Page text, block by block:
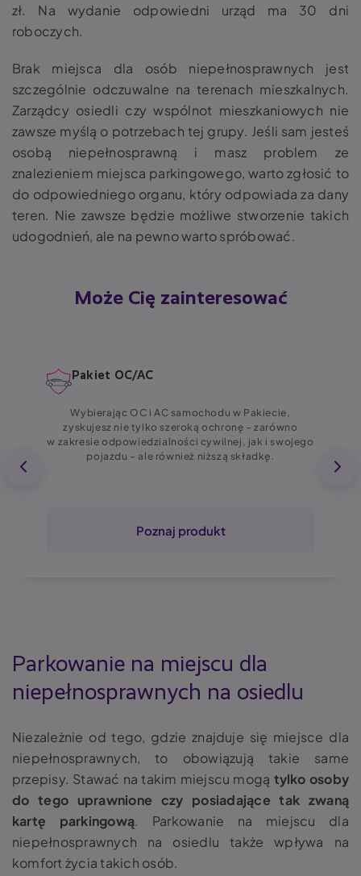
zł. Na wydanie odpowiedni urząd ma 30 dni
roboczych.
Brak miejsca dla osób niepełnosprawnych jest
szczególnie odczuwalne na terenach mieszkalnych.
Zarządcy osiedli czy wspólnot mieszkaniowych nie
zawsze myślą o potrzebach tej grupy. Jeśli sam jesteś
osobą niepełnosprawną i masz problem ze
znalezieniem miejsca parkingowego, warto zgłosić to
do odpowiedniego organu, który odpowiada za dany
teren. Nie zawsze będzie możliwe stworzenie takich
udogodnień, ale na pewno warto spróbować.
Może Cię zainteresować
Pakiet OC/AC
Wybierając OC i AC samochodu w Pakiecie,
zyskujesz nie tylko szeroką ochronę – zarówno
w zakresie odpowiedzialności cywilnej, jak i swojego
pojazdu – ale również niższą składkę.
Poznaj produkt
Parkowanie na miejscu dla
niepełnosprawnych na osiedlu
Niezależnie od tego, gdzie znajduje się miejsce dla
niepełnosprawnych, to obowiązują takie same
przepisy. Stawać na takim miejscu mogą tylko osoby
do tego uprawnione czy posiadające tak zwaną
kartę parkingową. Parkowanie na miejscu dla
niepełnosprawnych na osiedlu także wpływa na
komfort życia takich osób.